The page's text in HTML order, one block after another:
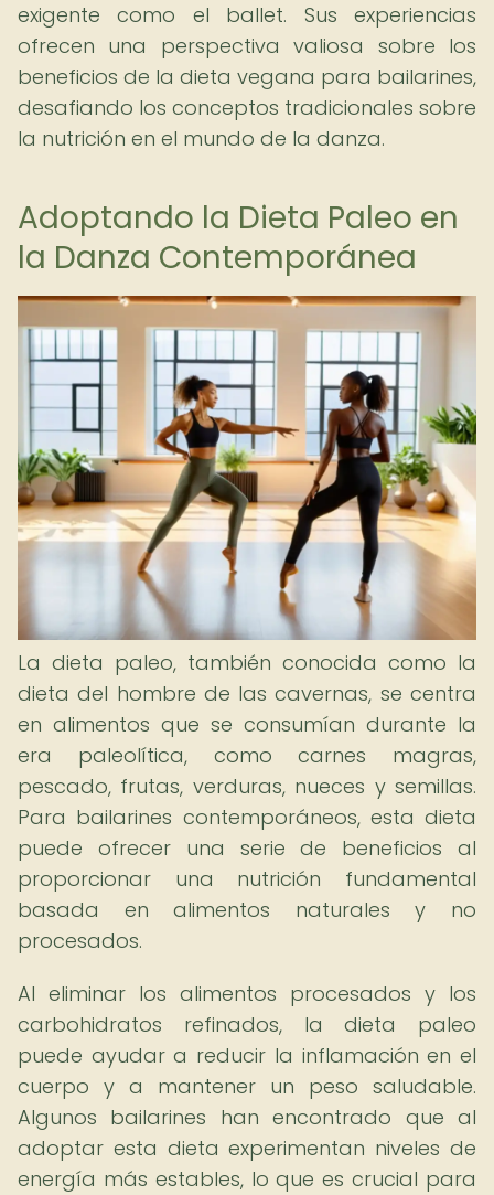
exigente como el ballet. Sus experiencias
ofrecen una perspectiva valiosa sobre los
beneficios de la dieta vegana para bailarines,
desafiando los conceptos tradicionales sobre
la nutrición en el mundo de la danza.
Adoptando la Dieta Paleo en
la Danza Contemporánea
La dieta paleo, también conocida como la
dieta del hombre de las cavernas, se centra
en alimentos que se consumían durante la
era paleolítica, como carnes magras,
pescado, frutas, verduras, nueces y semillas.
Para bailarines contemporáneos, esta dieta
puede ofrecer una serie de beneficios al
proporcionar una nutrición fundamental
basada en alimentos naturales y no
procesados.
Al eliminar los alimentos procesados y los
carbohidratos refinados, la dieta paleo
puede ayudar a reducir la inflamación en el
cuerpo y a mantener un peso saludable.
Algunos bailarines han encontrado que al
adoptar esta dieta experimentan niveles de
energía más estables, lo que es crucial para